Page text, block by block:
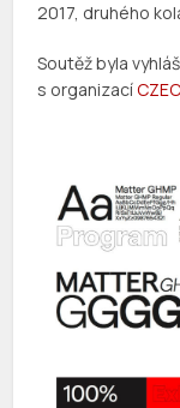
2017, druhého
Soutěž byla
s organizací